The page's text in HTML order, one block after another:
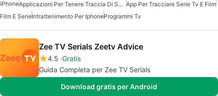
iPhone Applicazioni Per Tenere Traccia Di Serie TV E Film App Per Tracciare Serie Tv E Film
Film E SerieIntrattenimento Per IphoneProgrammi Tv
Zee TV Serials Zeetv Advice
4.5 Gratis
Guida Completa per Zee TV Serials
Download gratis per Android